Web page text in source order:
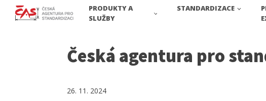
PRODUKTY A
SLUŽBY
STANDARDIZACE
Česká agentura pro
26. 11. 2024